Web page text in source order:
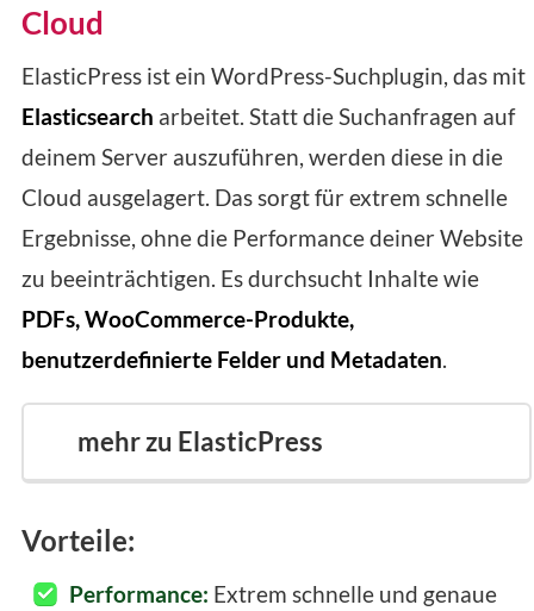
Cloud
ElasticPress ist ein WordPress-Suchplugin, das mit
Elasticsearch arbeitet. Statt die Suchanfragen auf
deinem Server auszuführen, werden diese in die
Cloud ausgelagert. Das sorgt für extrem schnelle
Ergebnisse, ohne die Performance deiner Website
zu beeinträchtigen. Es durchsucht Inhalte wie
PDFs, WooCommerce-Produkte,
benutzerdefinierte Felder und Metadaten.
mehr zu ElasticPress
Vorteile:
Performance: Extrem schnelle und genaue